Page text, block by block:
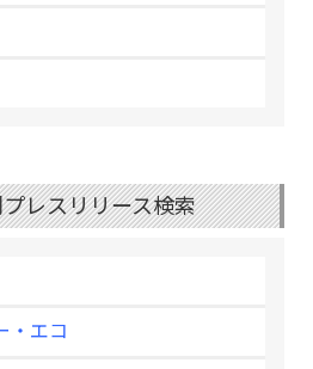
レスリリース検索
・エコ